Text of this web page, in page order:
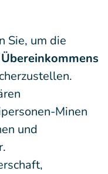
Sie, um die
Minen
und